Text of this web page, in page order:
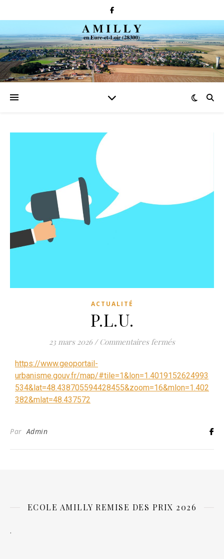
ACTUALITÉ
P.L.U.
23 mars 2026 / Commentaires ferméssur P.L.U.
https://www.geoportail-
urbanisme.gouv.fr/map/#tile=1&lon=1.4019152624993
534&lat=48.438705594428455&zoom=16&mlon=1.402
382&mlat=48.437572
ParAdmin
ECOLE AMILLY REMISE DES PRIX 2026
.